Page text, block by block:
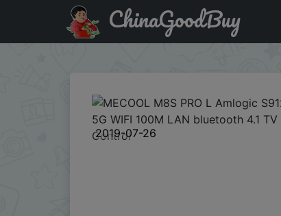
Придбати по акціи MECOOL M8S PRO L Amlogic
ChinaGoodBuy
2019-07-26